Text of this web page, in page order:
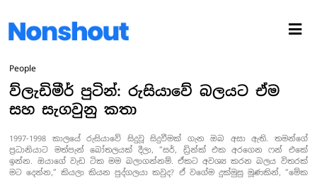
People
ව්ලැඩිමීර් පුටින්: රුසියාවේ බලයට ඒම
සහ සැගවුනු කතා
1997-1998 කාලයේ රුසියාවේ සිදුවූ සිදුවීමක් ගැන ඔබ අසා ඇති. තමන්ගේ
ප්‍රධානියාට මත්පැන් බෝතලයක් දීලා, “සර්, ඩ්‍රින්ක් එක අරගෙන ෆන් එකේ
ඉන්න. ඔයාගේ වැඩ ටික මම බලාගන්නම්. ඒකට අවශ්‍ය කරන බලය විතරක්
මට දෙන්න,” කියලා කියන පුද්ගලයා කවුද? ඒ වගේම දුක්මුසු මූණකින්, “මේක